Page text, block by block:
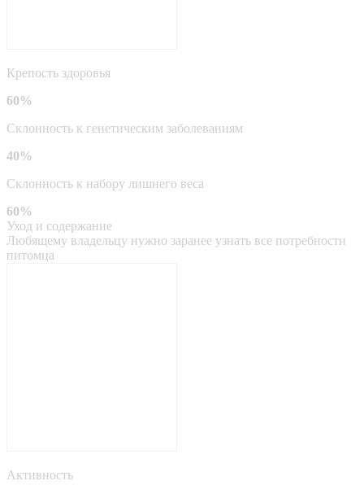
Крепость здоровья
60%
Склонность к генетическим заболеваниям
40%
Склонность к набору лишнего веса
60%
Уход и содержание
Любящему владельцу нужно заранее узнать все потребности
питомца
Активность